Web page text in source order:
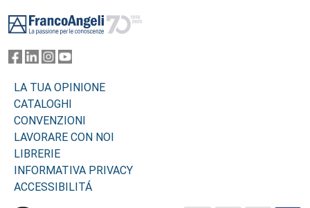
LA TUA OPINIONE
CATALOGHI
CONVENZIONI
LAVORARE CON NOI
LIBRERIE
INFORMATIVA PRIVACY
ACCESSIBILITÁ